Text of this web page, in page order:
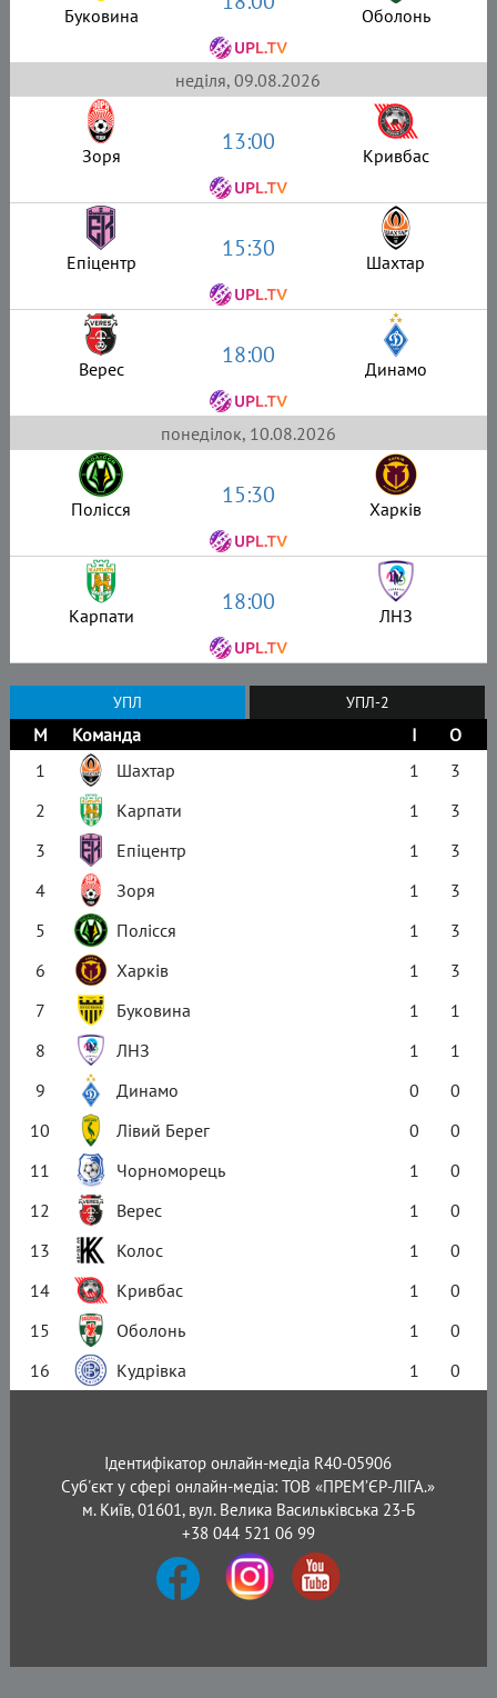
Буковина Оболонь
неділя, 09.08.2026
Зоря 13:00 Кривбас
Епіцентр 15:30 Шахтар
Верес 18:00 Динамо
понеділок, 10.08.2026
Полісся 15:30 Харків
Карпати 18:00 ЛНЗ
УПЛ УПЛ-2
М Команда І
О
1
Шахтар 1
3
2
Карпати 1
3
3
Епіцентр 1
3
4
Зоря 1
3
5
Полісся 1
3
6
Харків 1
3
7
Буковина 1
1
8
ЛНЗ 1
1
9
Динамо 0
0
10
Лівий Берег 0
0
11
Чорноморець 1
0
12
Верес 1
0
13
Колос 1
0
14
Кривбас 1
0
15
Оболонь 1
0
16
Кудрівка 1 0
Ідентифікатор онлайн-медіа R40-05906
Суб'єкт у сфері онлайн-медіа: ТОВ «ПРЕМ’ЄР-ЛІГА.»
м. Київ, 01601, вул. Велика Васильківська 23-Б
+38 044 521 06 99